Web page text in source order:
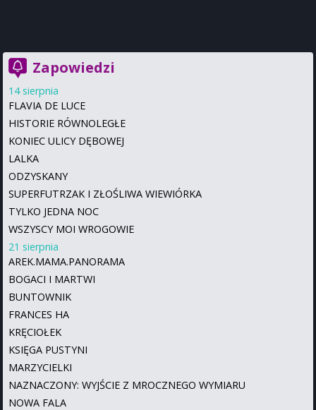
Zapowiedzi
14 sierpnia
FLAVIA DE LUCE
HISTORIE RÓWNOLEGŁE
KONIEC ULICY DĘBOWEJ
LALKA
ODZYSKANY
SUPERFUTRZAK I ZŁOŚLIWA WIEWIÓRKA
TYLKO JEDNA NOC
WSZYSCY MOI WROGOWIE
21 sierpnia
AREK.MAMA.PANORAMA
BOGACI I MARTWI
BUNTOWNIK
FRANCES HA
KRĘCIOŁEK
KSIĘGA PUSTYNI
MARZYCIELKI
NAZNACZONY: WYJŚCIE Z MROCZNEGO WYMIARU
NOWA FALA